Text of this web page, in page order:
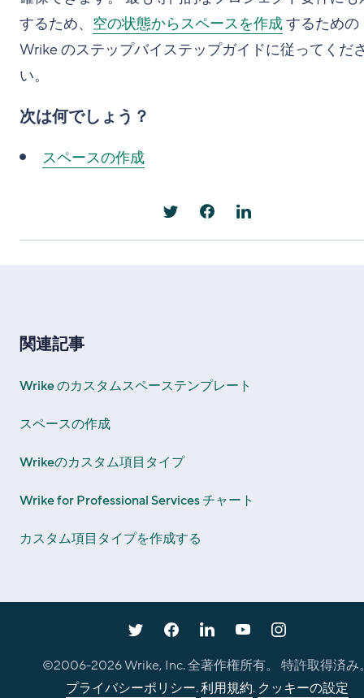
するため、 空の状態からスペースを作成するための
Wrike のステップバイステップガイドに従ってくだ
い。
次は何でしょう？
スペースの作成
関連記事
Wrike のカスタムスペーステンプレート
スペースの作成
Wrikeのカスタム項目タイプ
Wrike for Professional Services チャート
カスタム項目タイプを作成する
©2006-2026Wrike, Inc. 全著作権所有。 特許取得済み
プライバシーポリシー.利用規約. クッキーの設定